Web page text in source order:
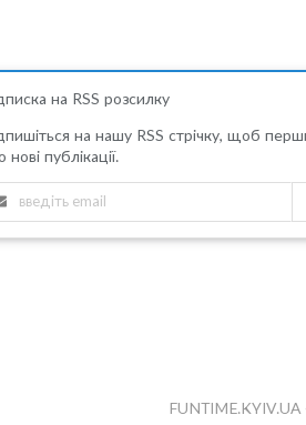
на RSS розсилку
на нашу RSS стрічку, щоб
нові публікації.
FUNTIME.KYIV.UA